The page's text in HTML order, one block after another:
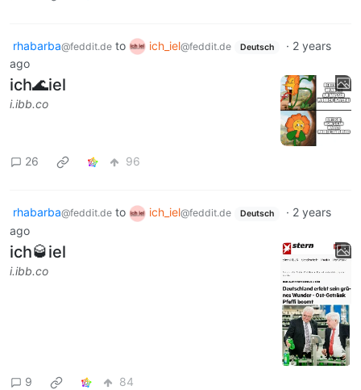
rhabarba@feddit.de to ich_iel@feddit.de Deutsch · 2 years
ago
ich🌊iel
i.ibb.co
26 96
rhabarba@feddit.de to ich_iel@feddit.de Deutsch · 2 years
ago
ich🥃iel
i.ibb.co
9 84